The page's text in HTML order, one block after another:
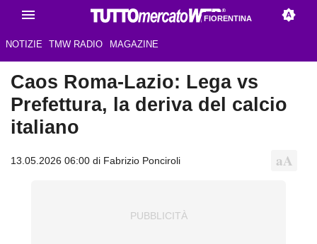
FIORENTINA
NOTIZIE TMW RADIO MAGAZINE
Caos Roma-Lazio: Lega vs
Prefettura, la deriva del calcio
italiano
13.05.2026 06:00 di Fabrizio Ponciroli